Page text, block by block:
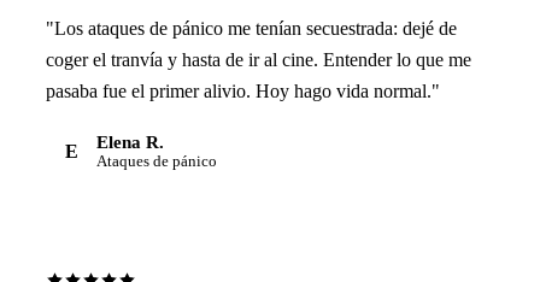
"Los ataques de pánico me tenían secuestrada: dejé de
coger el tranvía y hasta de ir al cine. Entender lo que me
pasaba fue el primer alivio. Hoy hago vida normal."
E Elena R.
Ataques de pánico